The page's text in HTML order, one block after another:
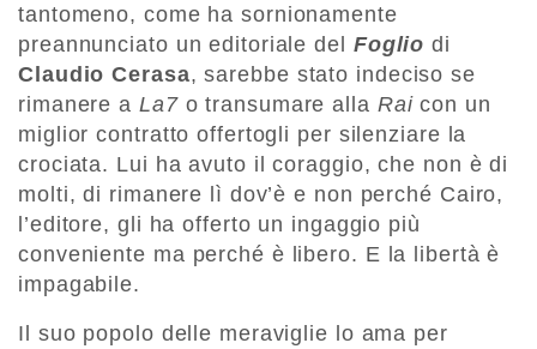
tantomeno, come ha sornionamente
preannunciato un editoriale del Foglio di
Claudio Cerasa, sarebbe stato indeciso se
rimanere a La7o transumare alla Raicon un
miglior contratto offertogli per silenziare la
crociata. Lui ha avuto il coraggio, che non è di
molti, di rimanere lì dov’è e non perché Cairo,
l’editore, gli ha offerto un ingaggio più
conveniente ma perché è libero. E la libertà è
impagabile.
Il suo popolo delle meraviglie lo ama per